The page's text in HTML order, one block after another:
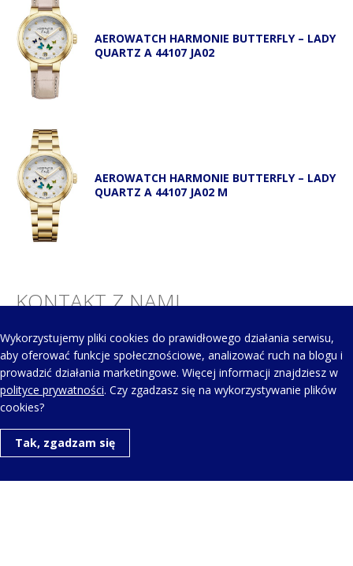
AEROWATCH HARMONIE BUTTERFLY – LADY
QUARTZ A 44107 JA02
AEROWATCH HARMONIE BUTTERFLY – LADY
QUARTZ A 44107 JA02 M
KONTAKT Z NAMI
Telefon kontaktowy:
+48 123 454 514
Napisz do nas:
aero@aerowatch.pl
Wykorzystujemy pliki cookies do prawidłowego działania serwisu,
aby oferować funkcje społecznościowe, analizować ruch na blogu i
prowadzić działania marketingowe. Więcej informacji znajdziesz w
polityce prywatności. Czy zgadzasz się na wykorzystywanie plików
cookies?
Tak, zgadzam się